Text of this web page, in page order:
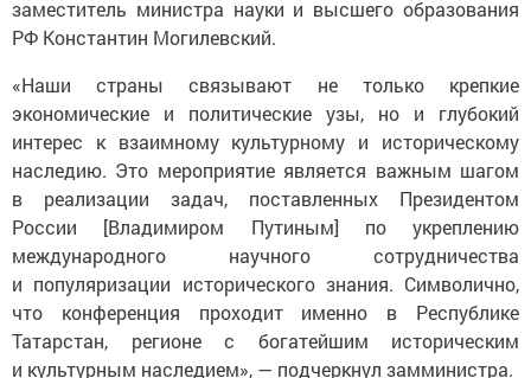
заместитель министра науки и высшего образования
РФ Константин Могилевский.
«Наши страны связывают не только крепкие
экономические и политические узы, но и глубокий
интерес к взаимному культурному и историческому
наследию. Это мероприятие является важным шагом
в реализации задач, поставленных Президентом
России [Владимиром Путиным] по укреплению
международного научного сотрудничества
и популяризации исторического знания. Символично,
что конференция проходит именно в Республике
Татарстан, регионе с богатейшим историческим
и культурным наследием», — подчеркнул замминистра.